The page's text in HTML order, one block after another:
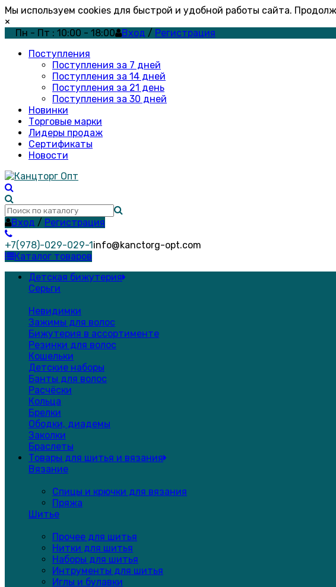
Мы используем cookies для быстрой и удобной работы сайта.
×
Пн - Пт : 10:00 - 18:00
Вход / Регистрация
Поступления
Поступления за 7 дней
Поступления за 14 дней
Поступления за 21 день
Поступления за 30 дней
Новинки
Торговые марки
Лидеры продаж
Сертификаты
Новости
Вход / Регистрация
+7(978)-029-029-1info@kanctorg-opt.com
Каталог товаров
Детская бижутерия
Серьги
Невидимки
Зажимы для волос
Бижутерия в ассортименте
Резинки для волос
Кошельки
Детские наборы
Банты для волос
Расчёски
Кольца
Брелки
Ободки, диадемы
Заколки
Браслеты
Товары для шитья и вязания
Вязание
Спицы и крючки для вязания
Пряжа
Шитье
Прочее для шитья
Нитки для шитья
Наборы для шитья
Интрументы для шитья
Иглы и булавки